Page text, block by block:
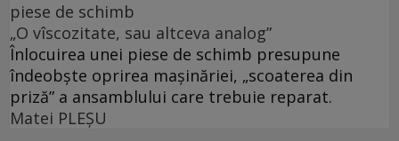
piese de schimb
„O vîscozitate, sau altceva analog”
Înlocuirea unei piese de schimb presupune
îndeobște oprirea mașinăriei, „scoaterea din
priză” a ansamblului care trebuie reparat.
Matei PLEŞU